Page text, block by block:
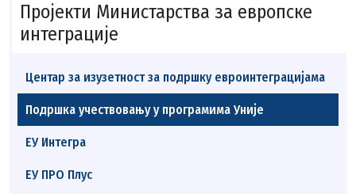
Пројекти Министарства за европске
интеграције
Центар за изузетност за подршку евроинтеграцијама
Подршка учествовању у програмима Уније
ЕУ Интегра
ЕУ ПРО Плус